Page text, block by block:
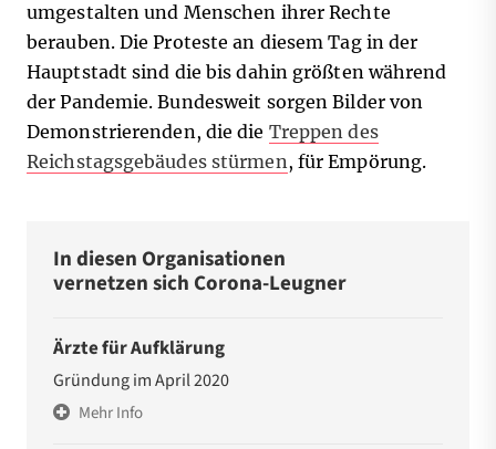
umgestalten und Menschen ihrer Rechte
berauben. Die Proteste an diesem Tag in der
Hauptstadt sind die bis dahin größten während
der Pandemie. Bundesweit sorgen Bilder von
Demonstrierenden, die die Treppen des
Reichstagsgebäudes stürmen, für Empörung.
In diesen Organisationen
vernetzen sich Corona-Leugner
Ärzte für Aufklärung
Gründung im April 2020
Mehr Info